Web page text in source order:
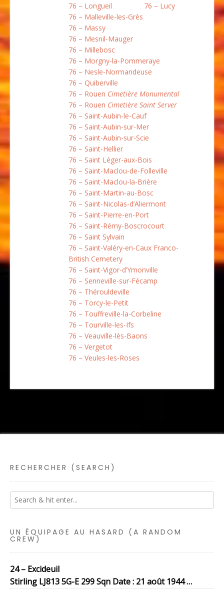
76 – Longueil
76 – Lucy
76 – Malleville-les-Grès
76 – Massy
76 – Mesnil-Mauger
76 – Millebosc
76 – Morgny-la-Pommeraye
76 – Nesle-Normandeuse
76 – Quiberville
76 – Rouen Cimetière Monumental
76 – Rouen Cimetière Saint Server
76 – Saint-Aubin-le-Cauf
76 – Saint-Aubin-sur-Mer
76 – Saint-Aubin-sur-Scie
76 – Saint-Hellier
76 – Saint Léger-aux-Bois
76 – Saint-Maclou-de-Folleville
76 – Saint-Maclou-la-Brière
76 – Saint-Martin-au-Bosc
76 – Saint-Nicolas-d’Aliermont
76 – Saint-Pierre-en-Port
76 – Saint-Rémy-Boscrocourt
76 – Saint Sylvain
76 – Saint-Valéry-en-Caux Franco-
British Cemetery
76 – Saint-Vigor-d’Ymonville
76 – Senneville-sur-Fécamp
76 – Thérouldeville
76 – Torcy-le-Petit
76 – Touffreville-la-Corbeline
76 – Tourville-les-Ifs
76 – Veauville-lès-Baons
76 – Vergetot
76 – Veules-les-Roses
RECHERCHER (SEARCH)
UN ÉQUIPAGE AU HASARD (A RANDOM
CREW)
24 – Excideuil
Stirling LJ813 5G-E 299 Sqn Date : 21 août 1944 …